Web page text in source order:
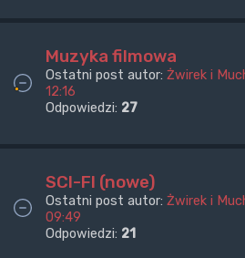
Muzyka filmowa
Ostatni post autor: Żwirek i
12:16
Odpowiedzi: 27
SCI-FI (nowe)
Ostatni post autor: Żwirek i
09:49
Odpowiedzi: 21